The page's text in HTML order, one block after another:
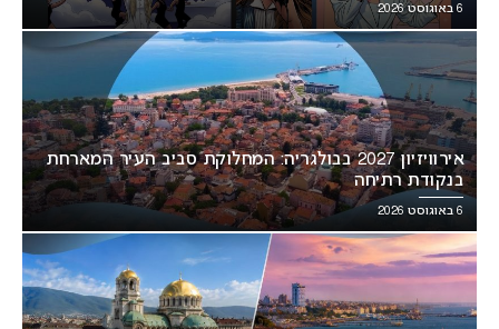
6 באוגוסט 2026
אירוויזיון 2027 בבולגריה: המחלוקת סביב העיר המארחת
בנקודת רתיחה
6 באוגוסט 2026